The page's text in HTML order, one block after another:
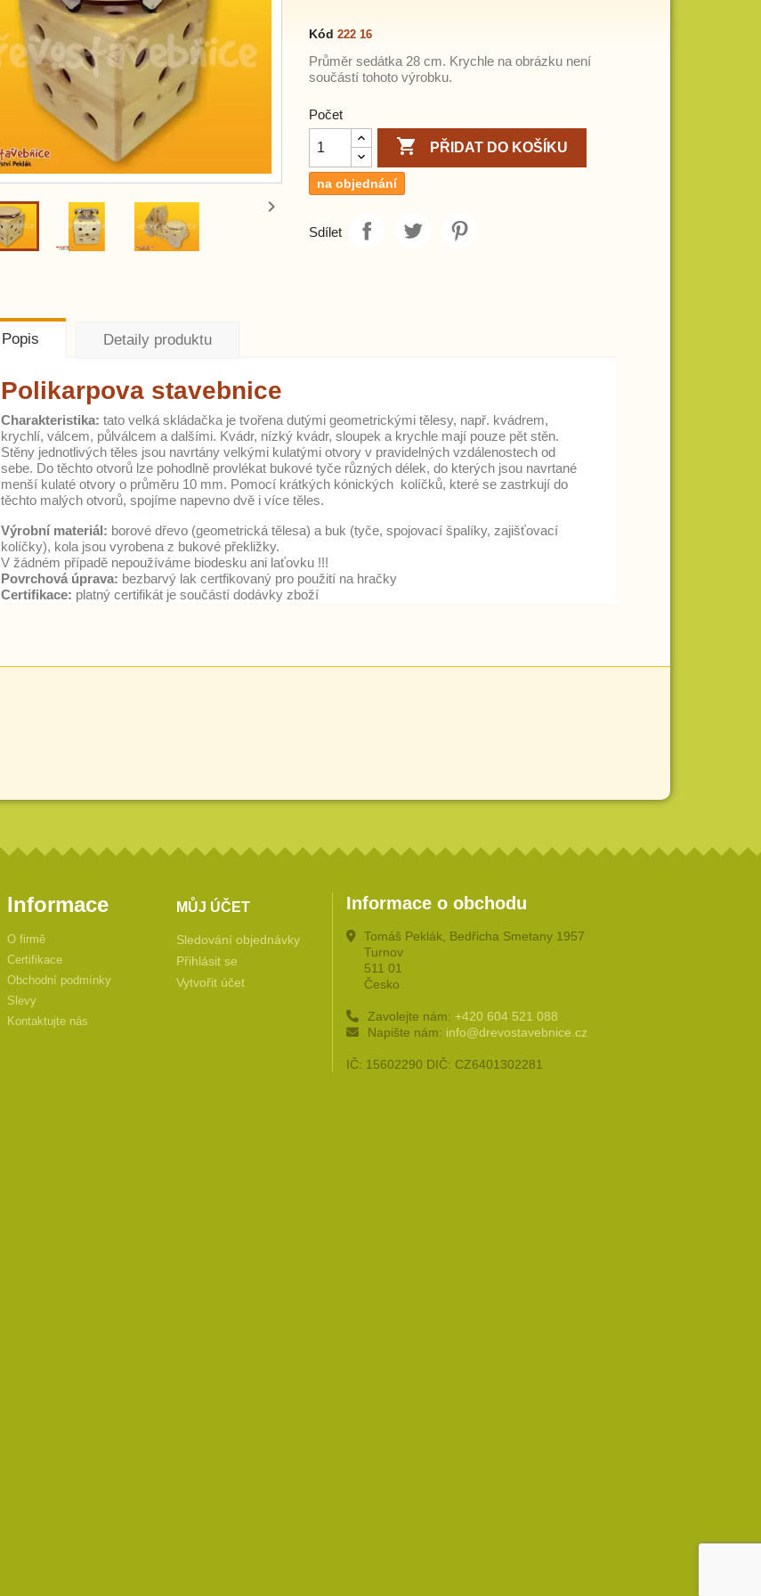

Kód 222 16
Průměr sedátka 28 cm. Krychle na obrázku není
součástí tohoto výrobku.
Počet
 PŘIDAT DO KOŠÍKU
na objednání
Sdílet
Popis Detaily produktu
Polikarpova stavebnice
Charakteristika: tato velká skládačka je tvořena dutými geometrickými tělesy, např. kvádrem,
krychlí, válcem, půlválcem a dalšími. Kvádr, nízký kvádr, sloupek a krychle mají pouze pět stěn.
Stěny jednotlivých těles jsou navrtány velkými kulatými otvory v pravidelných vzdálenostech od
sebe. Do těchto otvorů lze pohodlně provlékat bukové tyče různých délek, do kterých jsou navrtané
menší kulaté otvory o průměru 10 mm. Pomocí krátkých kónických kolíčků, které se zastrkují do
těchto malých otvorů, spojíme napevno dvě i více těles.
Výrobní materiál: borové dřevo (geometrická tělesa) a buk (tyče, spojovací špalíky, zajišťovací
kolíčky), kola jsou vyrobena z bukové překližky.
V žádném případě nepoužíváme biodesku ani laťovku !!!
Povrchová úprava: bezbarvý lak certfikovaný pro použití na hračky
Certifikace: platný certifikát je součástí dodávky zboží
Informace
O firmě
Certifikace
Obchodní podmínky
Slevy
Kontaktujte nás
MŮJ ÚČET
Sledování objednávky
Přihlásit se
Vytvořit účet
Informace o obchodu
Tomáš Peklák, Bedřicha Smetany 1957
Turnov
511 01
Česko
Zavolejte nám: +420 604 521 088
Napište nám: info@drevostavebnice.cz
IČ: 15602290 DIČ: CZ6401302281